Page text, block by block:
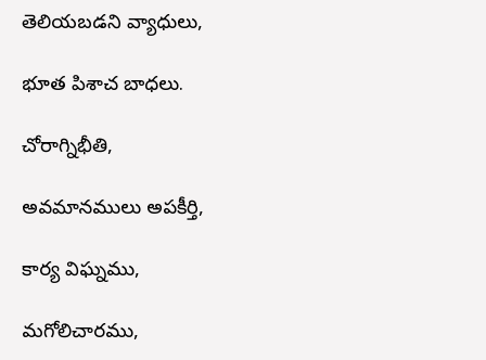
తెలియబడని వ్యాధులు,
భూత పిశాచ బాధలు.
చోరాగ్నిభీతి,
అవమానములు అపకీర్తి,
కార్య విఘ్నము,
మగోలిచారము,